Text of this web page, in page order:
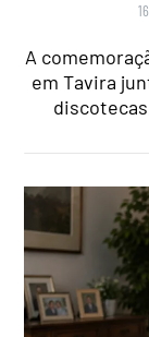
A
em Tavira